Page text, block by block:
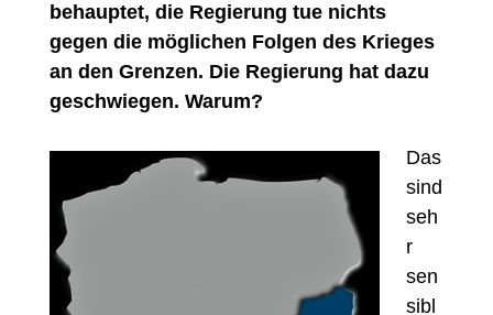
behauptet, die Regierung tue nichts
gegen die möglichen Folgen des Krieges
an den Grenzen. Die Regierung hat dazu
geschwiegen. Warum?
Das
sind
seh
r
sen
sibl